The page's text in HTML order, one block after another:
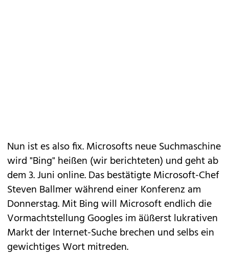
Nun ist es also fix. Microsofts neue Suchmaschine
wird "Bing" heißen (wir berichteten) und geht ab
dem 3. Juni online. Das bestätigte Microsoft-Chef
Steven Ballmer während einer Konferenz am
Donnerstag. Mit Bing will Microsoft endlich die
Vormachtstellung Googles im äüßerst lukrativen
Markt der Internet-Suche brechen und selbs ein
gewichtiges Wort mitreden.